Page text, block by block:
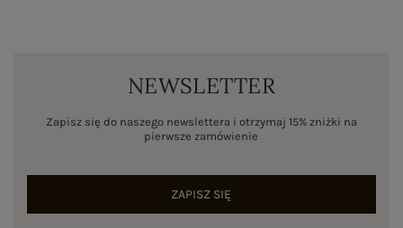
NEWSLETTER
Zapisz się do naszego newslettera i otrzymaj 15% zniżki na
pierwsze zamówienie
ZAPISZ SIĘ